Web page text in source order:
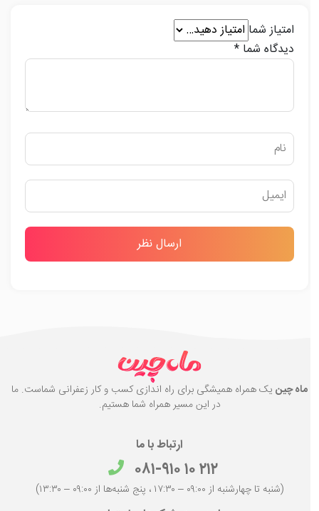
امتیاز شما
دیدگاه شما*
ماه چینیک همراه همیشگی برای راه اندازی کسب و کار زعفرانی شماست. ما
در این مسیر همراه شما هستیم.
ارتباط با ما
۰۸۱-۹۱۰ ۱۰ ۲۱۲
(شنبه تا چهارشنبه از ۰۹:۰۰ – ۱۷:۳۰ ، پنج شنبه‌ها از ۰۹:۰۰ – ۱۳:۳۰)